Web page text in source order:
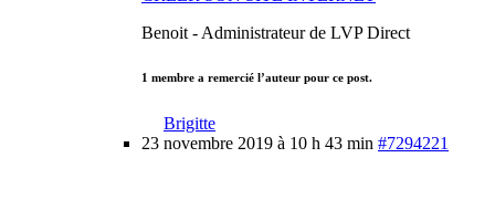
Benoit - Administrateur de LVP Direct
1 membre a remercié l’auteur pour ce post.
Brigitte
23 novembre 2019 à 10 h 43 min #7294221